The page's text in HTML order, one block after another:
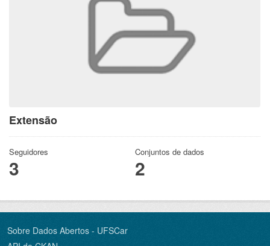
Extensão
Seguidores
3
Conjuntos de dados
2
Sobre Dados Abertos - UFSCar